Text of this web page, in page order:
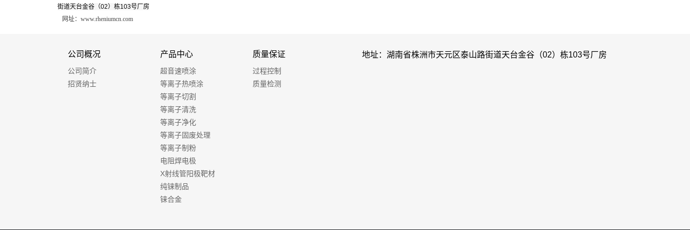
街道天台金谷（02）栋103号厂房
网址：www.rheniumcn.com
公司概况
公司简介
招贤纳士
产品中心
超音速喷涂
等离子热喷涂
等离子切割
等离子清洗
等离子净化
等离子固废处理
等离子制粉
电阻焊电极
X射线管阳极靶材
纯铼制品
铼合金
质量保证
过程控制
质量检测
地址：湖南省株洲市天元区泰山路街道天台金谷（02）栋103号厂房